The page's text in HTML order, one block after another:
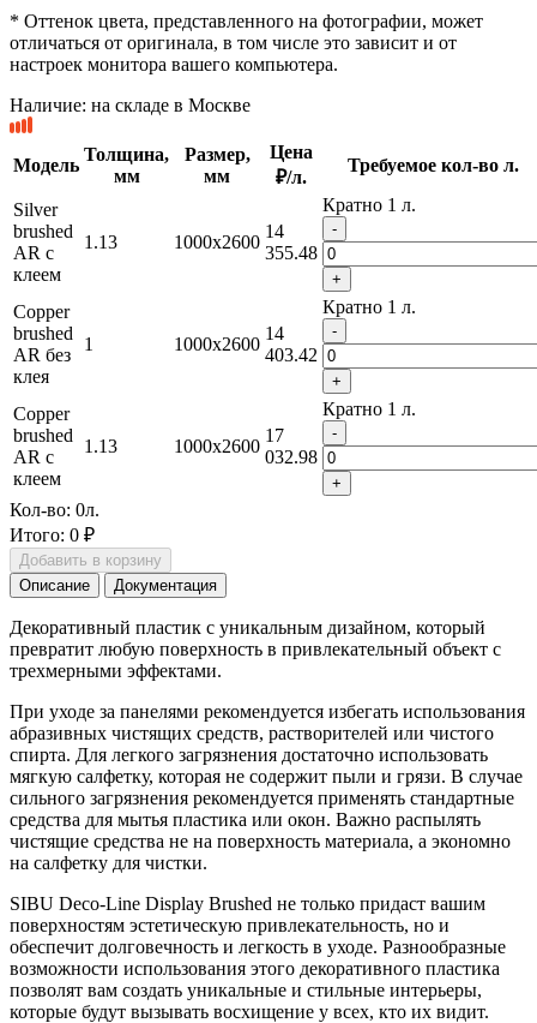
* Оттенок цвета, представленного на фотографии, может
отличаться от оригинала, в том числе это зависит и от
настроек монитора вашего компьютера.
Наличие: на складе в Москве
Модель
Толщина,
мм
Размер,
мм
Цена
₽/л.
Требуемое кол-во л.
Silver
brushed
AR с
клеем
1.13 1000x2600
14
355.48
Кратно 1 л.
-
+
Copper
brushed
AR без
клея
1 1000x2600
14
403.42
Кратно 1 л.
-
+
Copper
brushed
AR с
клеем
1.13 1000x2600
17
032.98
Кратно 1 л.
-
+
Кол-во: 0л.
Итого: 0 ₽
Добавить в корзину
Описание
Документация
Декоративный пластик с уникальным дизайном, который
превратит любую поверхность в привлекательный объект с
трехмерными эффектами.
При уходе за панелями рекомендуется избегать использования
абразивных чистящих средств, растворителей или чистого
спирта. Для легкого загрязнения достаточно использовать
мягкую салфетку, которая не содержит пыли и грязи. В случае
сильного загрязнения рекомендуется применять стандартные
средства для мытья пластика или окон. Важно распылять
чистящие средства не на поверхность материала, а экономно
на салфетку для чистки.
SIBU Deco-Line Display Brushed не только придаст вашим
поверхностям эстетическую привлекательность, но и
обеспечит долговечность и легкость в уходе. Разнообразные
возможности использования этого декоративного пластика
позволят вам создать уникальные и стильные интерьеры,
которые будут вызывать восхищение у всех, кто их видит.